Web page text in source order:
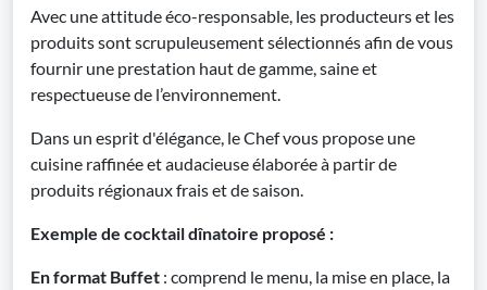
Avec une attitude éco-responsable, les producteurs et les
produits sont scrupuleusement sélectionnés afin de vous
fournir une prestation haut de gamme, saine et
respectueuse de l’environnement.
Dans un esprit d'élégance, le Chef vous propose une
cuisine raffinée et audacieuse élaborée à partir de
produits régionaux frais et de saison.
Exemple de cocktail dînatoire proposé :
En format Buffet : comprend le menu, la mise en place, la